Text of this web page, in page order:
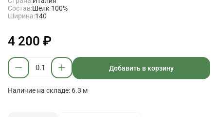
Состав:Шелк 100%
Ширина:140
4 200 ₽
Добавить в корзину
Наличие на складе: 6.3 м